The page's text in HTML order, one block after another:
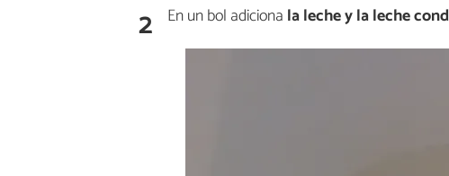
2 En un bol adiciona la leche y la leche